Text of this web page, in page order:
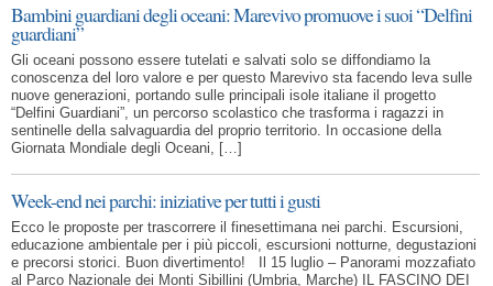
Bambini guardiani degli oceani: Marevivo promuove i suoi “Delfini
guardiani”
Gli oceani possono essere tutelati e salvati solo se diffondiamo la
conoscenza del loro valore e per questo Marevivo sta facendo leva sulle
nuove generazioni, portando sulle principali isole italiane il progetto
“Delfini Guardiani”, un percorso scolastico che trasforma i ragazzi in
sentinelle della salvaguardia del proprio territorio. In occasione della
Giornata Mondiale degli Oceani, […]
Week-end nei parchi: iniziative per tutti i gusti
Ecco le proposte per trascorrere il finesettimana nei parchi. Escursioni,
educazione ambientale per i più piccoli, escursioni notturne, degustazioni
e precorsi storici. Buon divertimento! Il 15 luglio – Panorami mozzafiato
al Parco Nazionale dei Monti Sibillini (Umbria, Marche) IL FASCINO DEI